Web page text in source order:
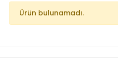
Ürün bulunamadı.